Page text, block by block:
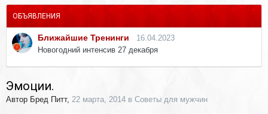
ОБЪЯВЛЕНИЯ
Ближайшие Тренинги
16.04.2023
Новогодний интенсив 27 декабря
Эмоции.
Автор Бред Питт, 22 марта, 2014 в Советы для мужчин